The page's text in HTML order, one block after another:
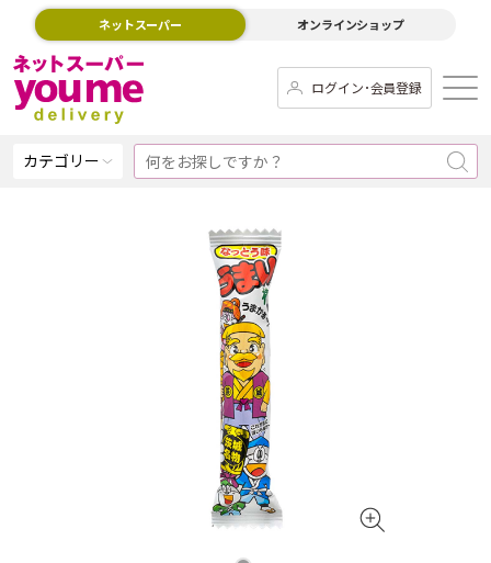
ネットスーパー オンラインショップ
ログイン･会員登録
カテゴリー